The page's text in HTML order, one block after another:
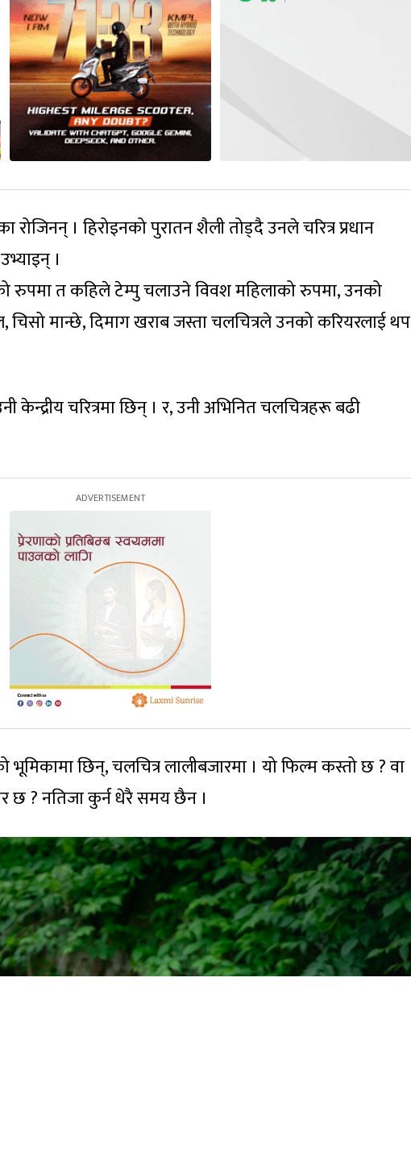
। हिरोइनको पुरातन शैली तोड्दै उनले चरित्र प्रधान
।
रुपमा त कहिले टेम्पु चलाउने विवश महिलाको रुपमा, उनको
मान्छे, दिमाग खराब जस्ता चलचित्रले उनको करियरलाई थप
केन्द्रीय चरित्रमा छिन् । र, उनी अभिनित चलचित्रहरू बढी
भूमिकामा छिन्, चलचित्र लालीबजारमा । यो फिल्म कस्तो छ ? वा
छ ? नतिजा कुर्न धेरै समय छैन ।